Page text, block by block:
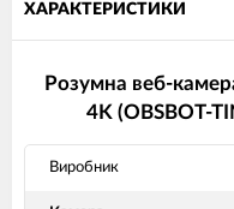
ХАРАКТЕРИСТИКИ
Розумна веб-
4K (OBSBOT-
Виробник